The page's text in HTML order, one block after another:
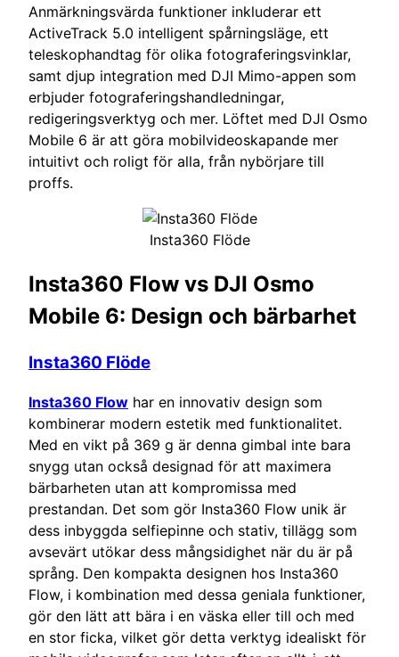
Anmärkningsvärda funktioner inkluderar ett
ActiveTrack 5.0 intelligent spårningsläge, ett
teleskophandtag för olika fotograferingsvinklar,
samt djup integration med DJI Mimo-appen som
erbjuder fotograferingshandledningar,
redigeringsverktyg och mer. Löftet med DJI Osmo
Mobile 6 är att göra mobilvideoskapande mer
intuitivt och roligt för alla, från nybörjare till
proffs.
Insta360 Flöde
Insta360 Flow vs DJI Osmo
Mobile 6: Design och bärbarhet
Insta360 Flöde
Insta360 Flow har en innovativ design som
kombinerar modern estetik med funktionalitet.
Med en vikt på 369 g är denna gimbal inte bara
snygg utan också designad för att maximera
bärbarheten utan att kompromissa med
prestandan. Det som gör Insta360 Flow unik är
dess inbyggda selfiepinne och stativ, tillägg som
avsevärt utökar dess mångsidighet när du är på
språng. Den kompakta designen hos Insta360
Flow, i kombination med dessa geniala funktioner,
gör den lätt att bära i en väska eller till och med
en stor ficka, vilket gör detta verktyg idealiskt för